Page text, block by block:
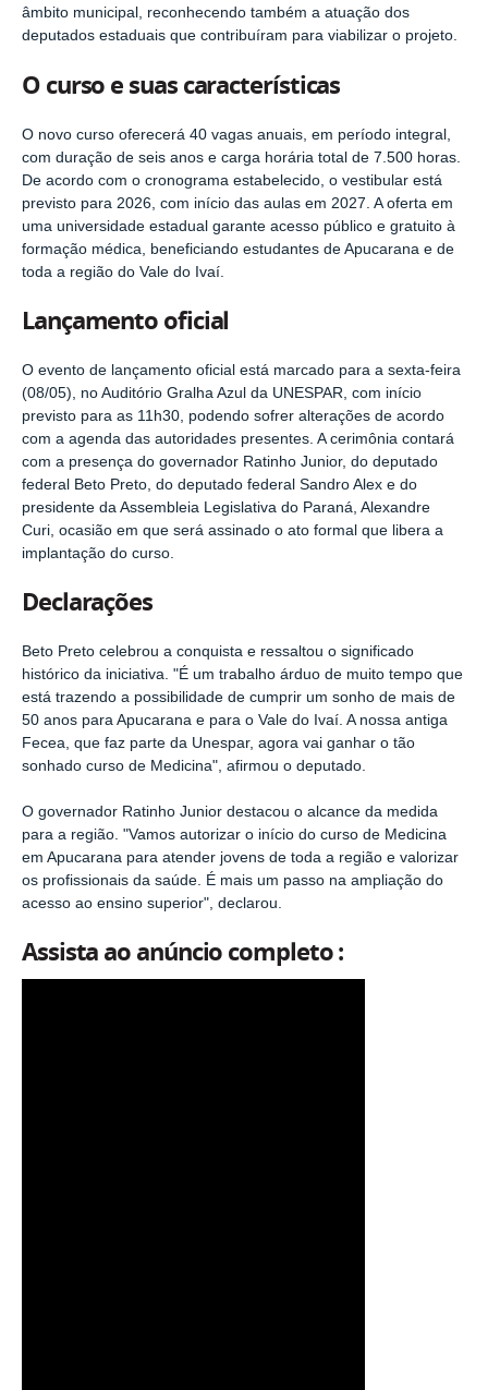
âmbito municipal, reconhecendo também a atuação dos
deputados estaduais que contribuíram para viabilizar o projeto.
O curso e suas características
O novo curso oferecerá 40 vagas anuais, em período integral,
com duração de seis anos e carga horária total de 7.500 horas.
De acordo com o cronograma estabelecido, o vestibular está
previsto para 2026, com início das aulas em 2027. A oferta em
uma universidade estadual garante acesso público e gratuito à
formação médica, beneficiando estudantes de Apucarana e de
toda a região do Vale do Ivaí.
Lançamento oficial
O evento de lançamento oficial está marcado para a sexta-feira
(08/05), no Auditório Gralha Azul da UNESPAR, com início
previsto para as 11h30, podendo sofrer alterações de acordo
com a agenda das autoridades presentes. A cerimônia contará
com a presença do governador Ratinho Junior, do deputado
federal Beto Preto, do deputado federal Sandro Alex e do
presidente da Assembleia Legislativa do Paraná, Alexandre
Curi, ocasião em que será assinado o ato formal que libera a
implantação do curso.
Declarações
Beto Preto celebrou a conquista e ressaltou o significado
histórico da iniciativa. "É um trabalho árduo de muito tempo que
está trazendo a possibilidade de cumprir um sonho de mais de
50 anos para Apucarana e para o Vale do Ivaí. A nossa antiga
Fecea, que faz parte da Unespar, agora vai ganhar o tão
sonhado curso de Medicina", afirmou o deputado.
O governador Ratinho Junior destacou o alcance da medida
para a região. "Vamos autorizar o início do curso de Medicina
em Apucarana para atender jovens de toda a região e valorizar
os profissionais da saúde. É mais um passo na ampliação do
acesso ao ensino superior", declarou.
Assista ao anúncio completo :